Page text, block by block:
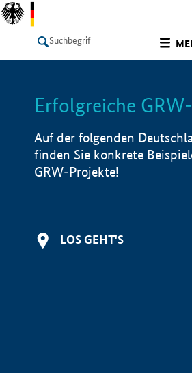
LISTE
Erfolgreiche
Auf der folgenden
finden Sie konkrete
GRW-Projekte!
LOS GEHT'S